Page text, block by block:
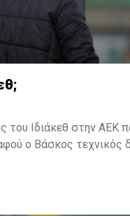
του Ιδιάκεθ στην ΑΕΚ
ο Βάσκος τεχνικός